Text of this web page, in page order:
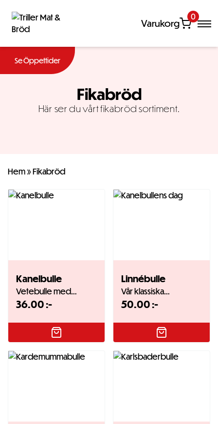
Varukorg
0
Se Öppettider
Fikabröd
Här ser du vårt fikabröd sortiment.
Hem»Fikabröd
Kanelbulle
Vetebulle med…
36.00 :-
Linnébulle
Vår klassiska…
50.00 :-